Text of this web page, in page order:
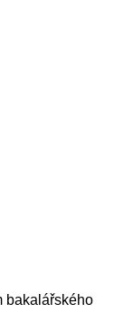
bakalářského